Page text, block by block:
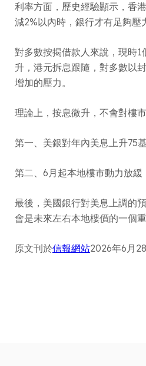
利率方面，歷史經驗顯示，香
減2%以內時，銀行才有足夠壓
對多數按揭借款人來說，現時
升，港元拆息跟隨，對多數以
增加的壓力。
理論上，按息微升，不會對樓
第一、美銀對年內美息上升75
第二、6月起本地樓市動力放
最後，美國銀行對美息上調的
會是未來左右本地樓價的一個重
原文刊於信報網站2026年6月